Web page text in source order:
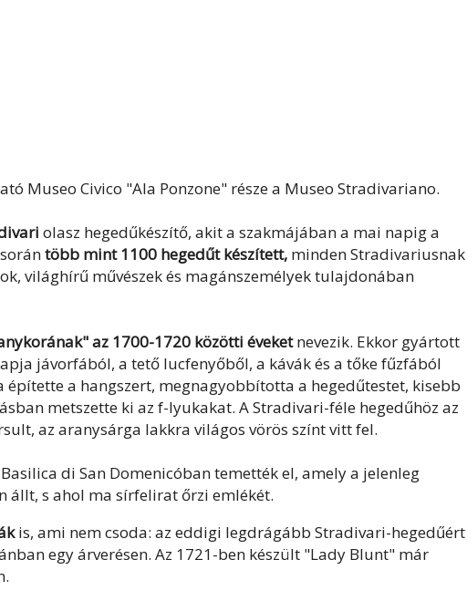
Museo Civico "Ala Ponzone" része a Museo Stradivariano.
olasz hegedűkészítő, akit a szakmájában a mai napig a
több mint 1100 hegedűt készített, minden Stradivariusnak
világhírű művészek és magánszemélyek tulajdonában
az 1700-1720 közötti éveketnevezik. Ekkor gyártott
jávorfából, a tető lucfenyőből, a kávák és a tőke fűzfából
a hangszert, megnagyobbította a hegedűtestet, kisebb
metszette ki az f-lyukakat. A Stradivari-féle hegedűhöz az
az aranysárga lakkra világos vörös színt vitt fel.
Basilica di San Domenicóban temették el, amely a jelenleg
állt, s ahol ma sírfelirat őrzi emlékét.
is, ami nem csoda: az eddigi legdrágább Stradivari-hegedűért
egy árverésen. Az 1721-ben készült "Lady Blunt" már